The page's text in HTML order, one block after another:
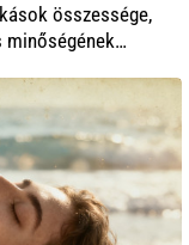
összessége,
minőségének